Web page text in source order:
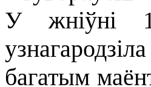
У жніўні
багатым